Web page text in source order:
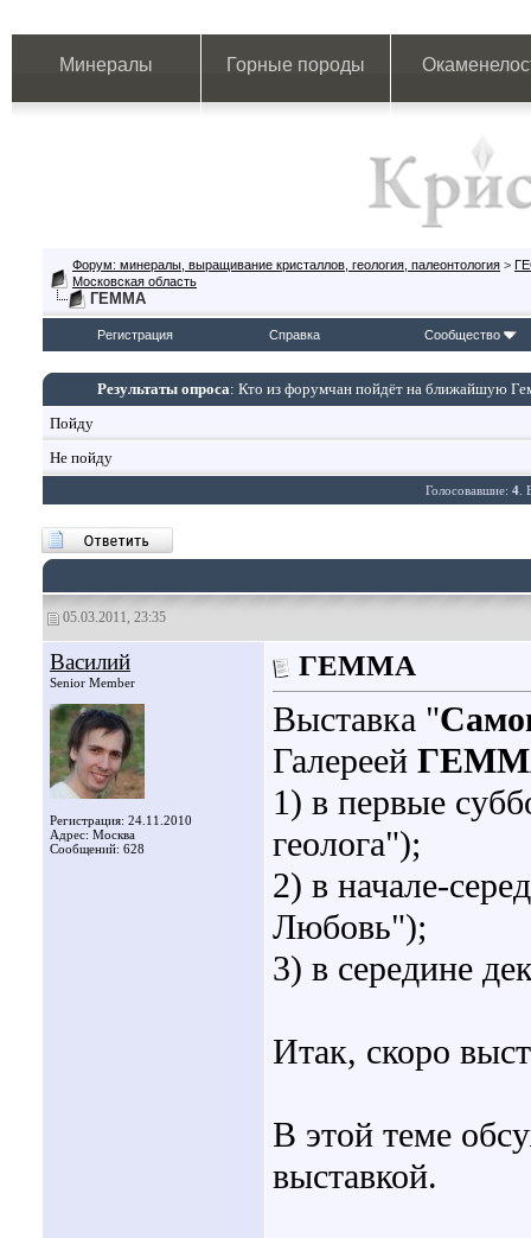
Минералы Горные породы
Форум: минералы, выращивание кристаллов, геология, палеонтология >
Московская область
ГЕММА
Регистрация Справка Сообщество
Результаты опроса: Кто из форумчан пойдёт на ближайшую
Пойду
Не пойду
Голосовавшие: 4
05.03.2011, 23:35
Василий
Senior Member
Регистрация: 24.11.2010
Адрес: Москва
Сообщений: 628
ГЕММА
Выставка "
Галереей
1) в первые
геолога");
2) в начале-
Любовь");
3) в середине
Итак, скоро
В этой теме
выставкой.